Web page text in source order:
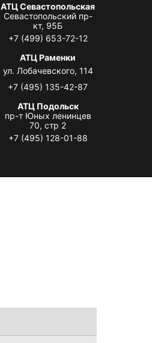
АТЦ Севастопольская
Севастопольский пр-
кт, 95Б
+7 (499) 653-72-12
АТЦ Раменки
ул. Лобачевского, 114
+7 (495) 135-42-87
АТЦ Подольск
пр-т Юных ленинцев
70, стр 2
+7 (495) 128-01-88